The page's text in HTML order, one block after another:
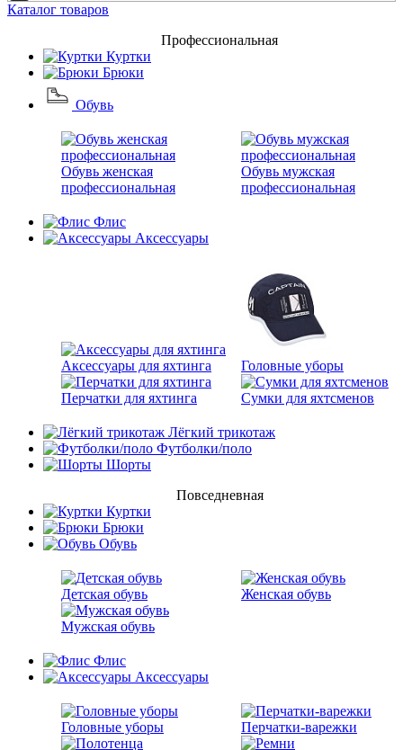
Каталог товаров
Профессиональная
Куртки
Брюки
Обувь
Обувь женская
профессиональная
Обувь мужская
профессиональная
Флис
Аксессуары
Аксессуары для яхтинга Головные уборы
Перчатки для яхтинга Сумки для яхтсменов
Лёгкий трикотаж
Футболки/поло
Шорты
Повседневная
Куртки
Брюки
Обувь
Детская обувь Женская обувь
Мужская обувь
Флис
Аксессуары
Головные уборы Перчатки-варежки